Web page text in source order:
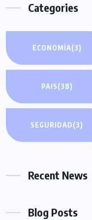
Categories
ECONOMÍA(3)
PAIS(38)
SEGURIDAD(3)
Recent News
Blog Posts